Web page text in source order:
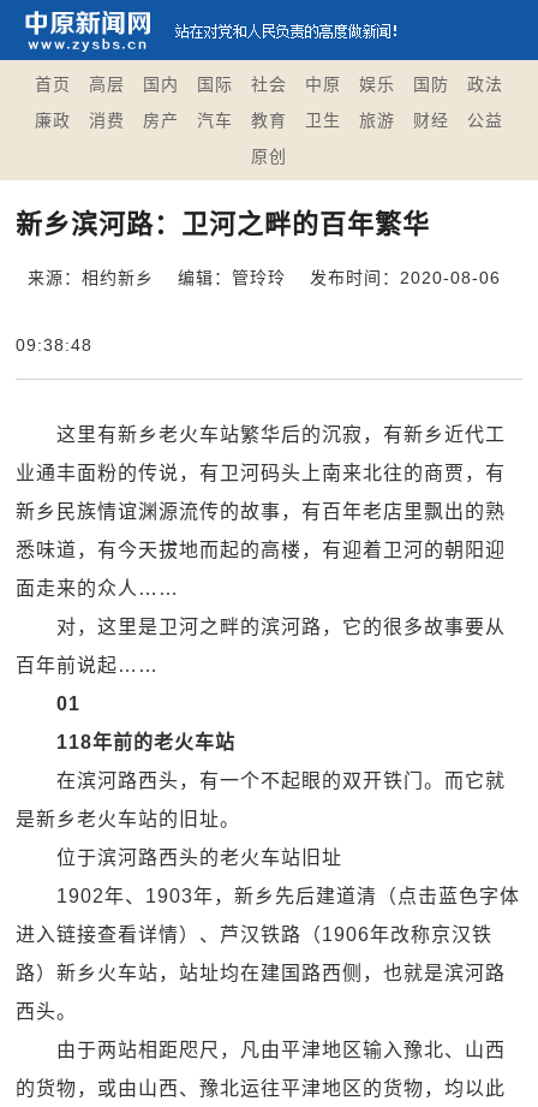
首页 高层 国内 国际 社会 中原 娱乐 国防
政法
廉政
消费 房产 汽车 教育 卫生 旅游 财经
公益
原创
新乡滨河路：卫河之畔的百年繁华
来源：相约新乡 编辑：管玲玲 发布时间：2020-08-06
09:38:48
这里有新乡老火车站繁华后的沉寂，有新乡近代工
业通丰面粉的传说，有卫河码头上南来北往的商贾，有
新乡民族情谊渊源流传的故事，有百年老店里飘出的熟
悉味道，有今天拔地而起的高楼，有迎着卫河的朝阳迎
面走来的众人……
对，这里是卫河之畔的滨河路，它的很多故事要从
百年前说起……
01
118年前的老火车站
在滨河路西头，有一个不起眼的双开铁门。而它就
是新乡老火车站的旧址。
位于滨河路西头的老火车站旧址
1902年、1903年，新乡先后建道清（点击蓝色字体
进入链接查看详情）、芦汉铁路（1906年改称京汉铁
路）新乡火车站，站址均在建国路西侧，也就是滨河路
西头。
由于两站相距咫尺，凡由平津地区输入豫北、山西
的货物，或由山西、豫北运往平津地区的货物，均以此